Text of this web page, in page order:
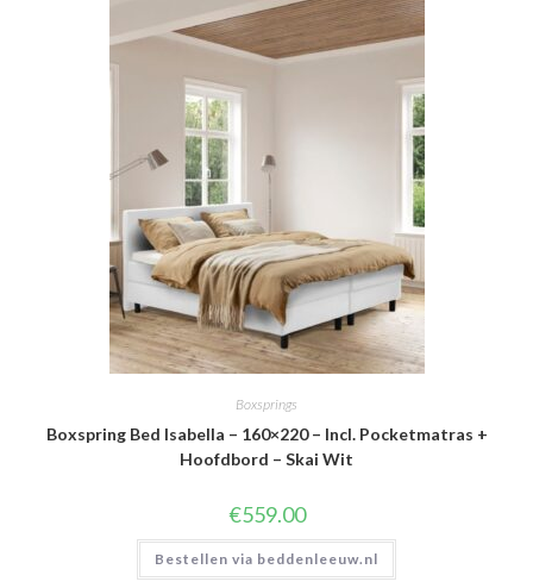
Boxsprings
Boxspring Bed Isabella – 160×220 – Incl. Pocketmatras +
Hoofdbord – Skai Wit
€559.00
Bestellen via beddenleeuw.nl